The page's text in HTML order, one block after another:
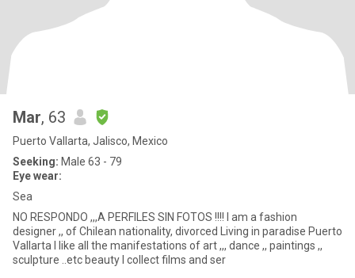
Mar, 63
Puerto Vallarta, Jalisco, Mexico
Seeking: Male 63 - 79
Eye wear:
Sea
NO RESPONDO ,,,A PERFILES SIN FOTOS !!!! I am a fashion
designer ,, of Chilean nationality, divorced Living in paradise Puerto
Vallarta I like all the manifestations of art ,,, dance ,, paintings ,,
sculpture ..etc beauty I collect films and ser